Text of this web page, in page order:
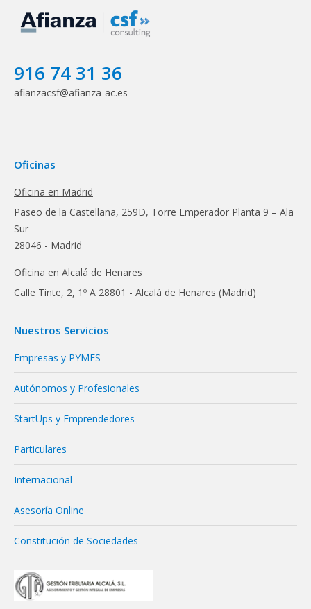
916 74 31 36
afianzacsf@afianza-ac.es
Oficinas
Oficina en Madrid
Paseo de la Castellana, 259D, Torre Emperador Planta 9 – Ala
Sur
28046 - Madrid
Oficina en Alcalá de Henares
Calle Tinte, 2, 1º A 28801 - Alcalá de Henares (Madrid)
Nuestros Servicios
Empresas y PYMES
Autónomos y Profesionales
StartUps y Emprendedores
Particulares
Internacional
Asesoría Online
Constitución de Sociedades